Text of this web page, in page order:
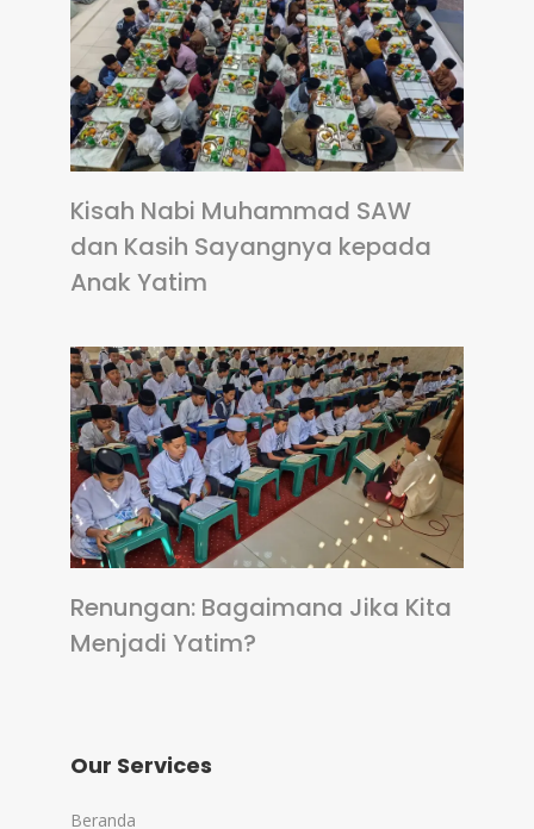
Kisah Nabi Muhammad SAW
dan Kasih Sayangnya kepada
Anak Yatim
Renungan: Bagaimana Jika Kita
Menjadi Yatim?
Our Services
Beranda